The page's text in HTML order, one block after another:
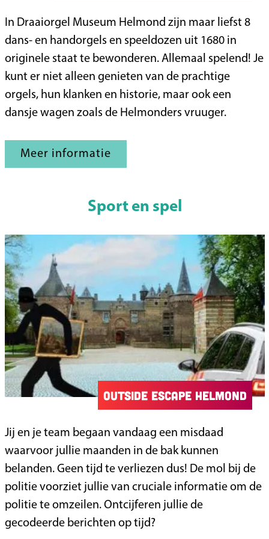
m
e
C
o
m
p
s
e
u
m
B
e
z
o
e
k
t
a
o
r
g
e
l
M
u
u
m
In Draaiorgel Museum Helmond zijn maar liefst 8
dans- en handorgels en speeldozen uit 1680 in
originele staat te bewonderen. Allemaal spelend! Je
kunt er niet alleen genieten van de prachtige
orgels, hun klanken en historie, maar ook een
dansje wagen zoals de Helmonders vruuger.
Meer informatie
Sport en spel
Outside Escape Helmond
O
u
t
s
i
d
Jij en je team begaan vandaag een misdaad
waarvoor jullie maanden in de bak kunnen
belanden. Geen tijd te verliezen dus! De mol bij de
politie voorziet jullie van cruciale informatie om de
politie te omzeilen. Ontcijferen jullie de
gecodeerde berichten op tijd?